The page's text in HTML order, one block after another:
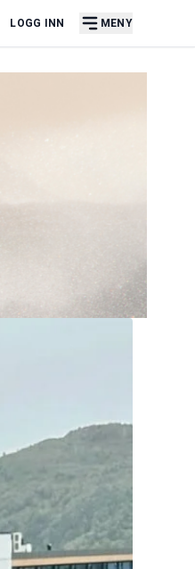
LOGG INN MENY